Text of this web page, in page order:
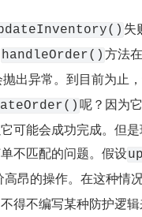
失
handleOrder() 方法
出异常。到目前为止
呢？因为
可能会成功完成。但
不匹配的问题。假设
高昂的操作。在这种情
得不编写某种防护逻